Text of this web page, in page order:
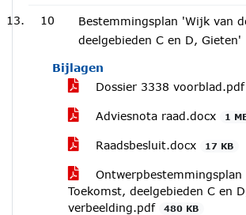
10
Bestemmingsplan 'Wijk van
deelgebieden C en D, Gieten'
Bijlagen
Dossier 3338 voorblad.pdf
Adviesnota raad.docx 1
Raadsbesluit.docx 17 KB
Toekomst, deelgebieden C en
verbeelding.pdf
480 KB